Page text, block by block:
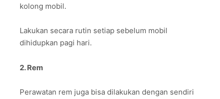
kolong mobil.
Lakukan secara rutin setiap sebelum mobil
dihidupkan pagi hari.
2. Rem
Perawatan rem juga bisa dilakukan dengan sendiri